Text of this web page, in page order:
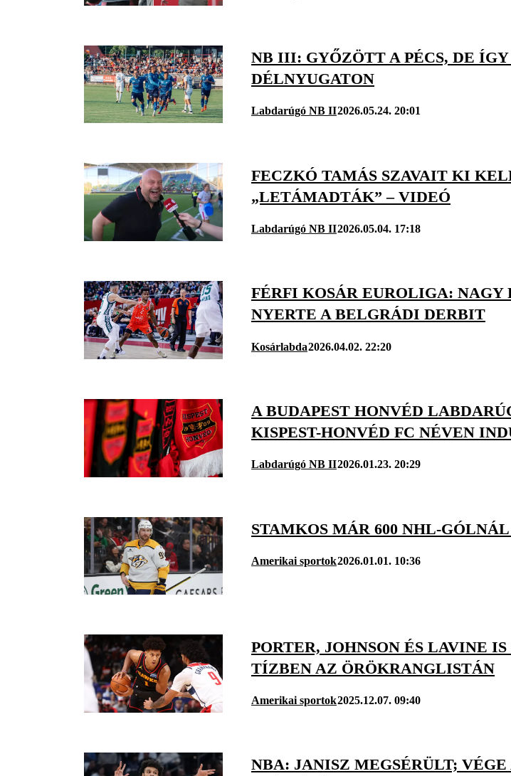
NB III: GYŐZÖTT A PÉCS, DE
DÉLNYUGATON
Labdarúgó NB II2026.05.24. 20:01
FECZKÓ TAMÁS SZAVAIT KI
„LETÁMADTÁK” – VIDEÓ
Labdarúgó NB II2026.05.04. 17:18
FÉRFI KOSÁR EUROLIGA:
NYERTE A BELGRÁDI DERBIT
Kosárlabda2026.04.02. 22:20
A BUDAPEST HONVÉD
KISPEST-HONVÉD FC NÉVEN
Labdarúgó NB II2026.01.23. 20:29
STAMKOS MÁR 600 NHL-
Amerikai sportok2026.01.01. 10:36
PORTER, JOHNSON ÉS LAVINE
TÍZBEN AZ ÖRÖKRANGLISTÁN
Amerikai sportok2025.12.07. 09:40
NBA: JANISZ MEGSÉRÜLT;